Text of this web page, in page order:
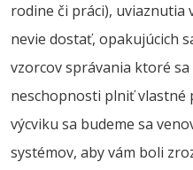
rodine či práci), uviaznutia
nevie dostať, opakujúcich
vzorcov správania ktoré
neschopnosti plniť vlastné
výcviku sa budeme sa
systémov, aby vám boli